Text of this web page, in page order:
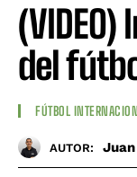
del
FÚTBOL
AUTOR: